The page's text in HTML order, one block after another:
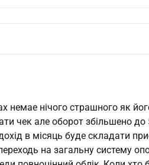
немае нічого страшного як
чек але оборот збільшено
в місяць буде складати
на загальну систему